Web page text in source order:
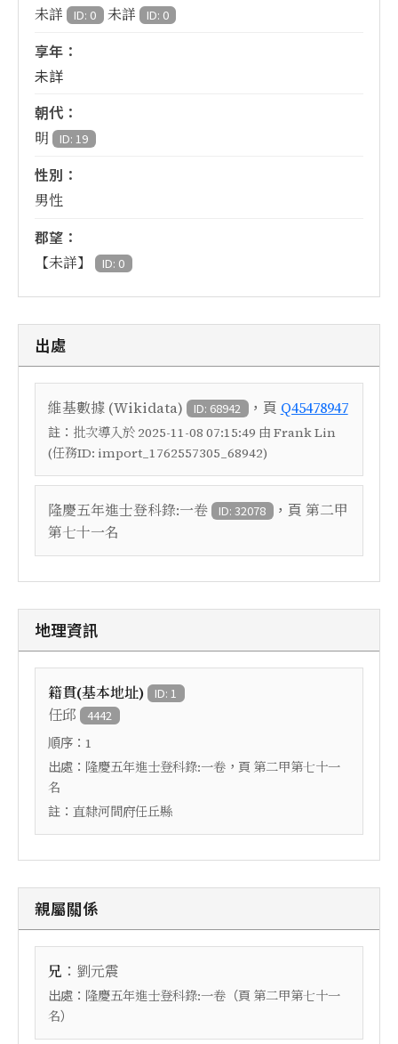
未詳 ID: 0 未詳 ID: 0
享年：
未詳
朝代：
明 ID: 19
性別：
男性
郡望：
【未詳】 ID: 0
出處
維基數據 (Wikidata) ID: 68942 ，頁 Q45478947
註： 批次導入於 2025-11-08 07:15:49 由 Frank Lin
(任務ID: import_1762557305_68942)
隆慶五年進士登科錄:一卷 ID: 32078 ，頁 第二甲
第七十一名
地理資訊
籍貫(基本地址) ID: 1
任邱 4442
順序： 1
出處： 隆慶五年進士登科錄:一卷 ，頁 第二甲第七十一
名
註： 直隸河間府任丘縣
親屬關係
兄 ： 劉元震
出處： 隆慶五年進士登科錄:一卷 （頁 第二甲第七十一
名）